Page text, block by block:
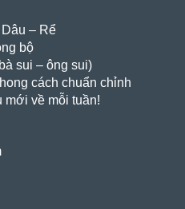
– Rể
bộ
sui – ông sui)
cách chuẩn chỉnh
về mỗi tuần!